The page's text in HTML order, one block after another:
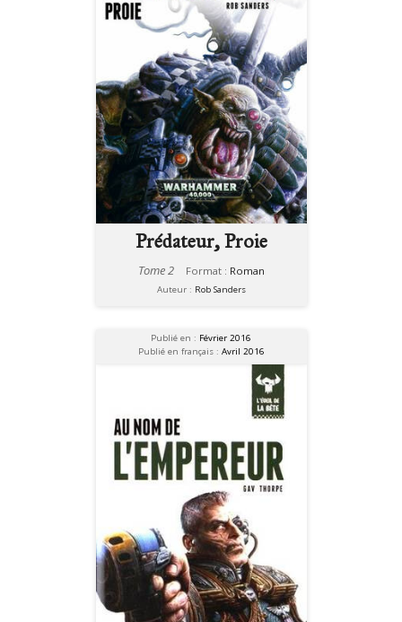
Prédateur, Proie
Tome 2 Format : Roman
Auteur : Rob Sanders
Publié en : Février 2016
Publié en français : Avril 2016